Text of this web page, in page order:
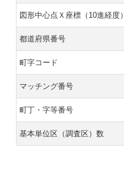
図形中心点Ｘ座標（10進経度）
都道府県番号
町字コード
マッチング番号
町丁・字等番号
基本単位区（調査区）数